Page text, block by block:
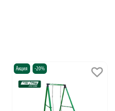
Акция -20%